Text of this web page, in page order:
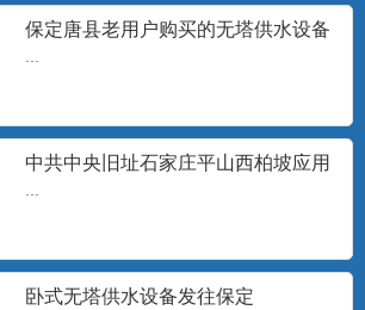
分集水器、定压罐、膨胀水箱、补水水
箱、各种储罐及非标压力容器...
保定唐县老用户购买的无塔供水设备
...
中共中央旧址石家庄平山西柏坡应用
...
卧式无塔供水设备发往保定